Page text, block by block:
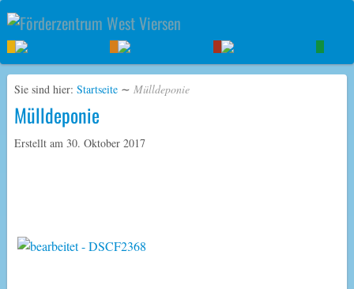
Sie sind hier: Startseite ∼ Mülldeponie
Mülldeponie
Erstellt am 30. Oktober 2017